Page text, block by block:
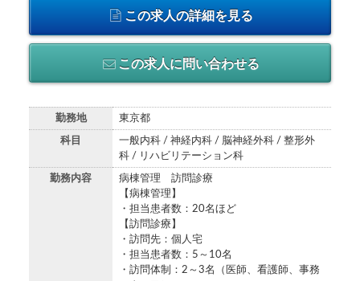
この求人の詳細を見る
この求人に問い合わせる
勤務地 東京都
科目
一般内科 / 神経内科 / 脳神経外科 / 整形外
科 / リハビリテーション科
勤務内容
病棟管理 訪問診療
【病棟管理】
・担当患者数：20名ほど
【訪問診療】
・訪問先：個人宅
・担当患者数：5～10名
・訪問体制：2～3名（医師、看護師、事務